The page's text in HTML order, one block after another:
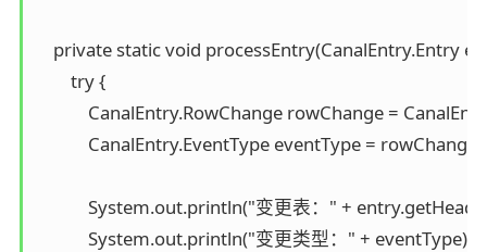
private static void processEntry(CanalEntry.Entry
        try {
CanalEntry.RowChange rowChange =
CanalEntry.EventType eventType =
System.out.println("变更表：" +
            System.out.println("变更类型：" + eventType);